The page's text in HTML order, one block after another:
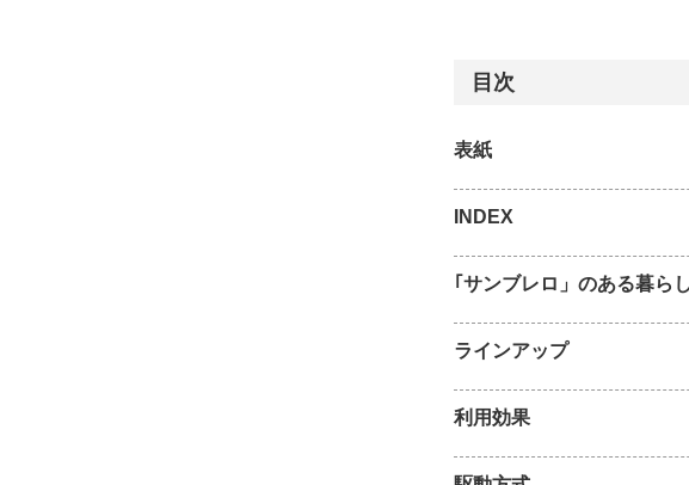
目次
表紙
INDEX
｢サンブレロ」のある暮らし
ラインアップ
利用効果